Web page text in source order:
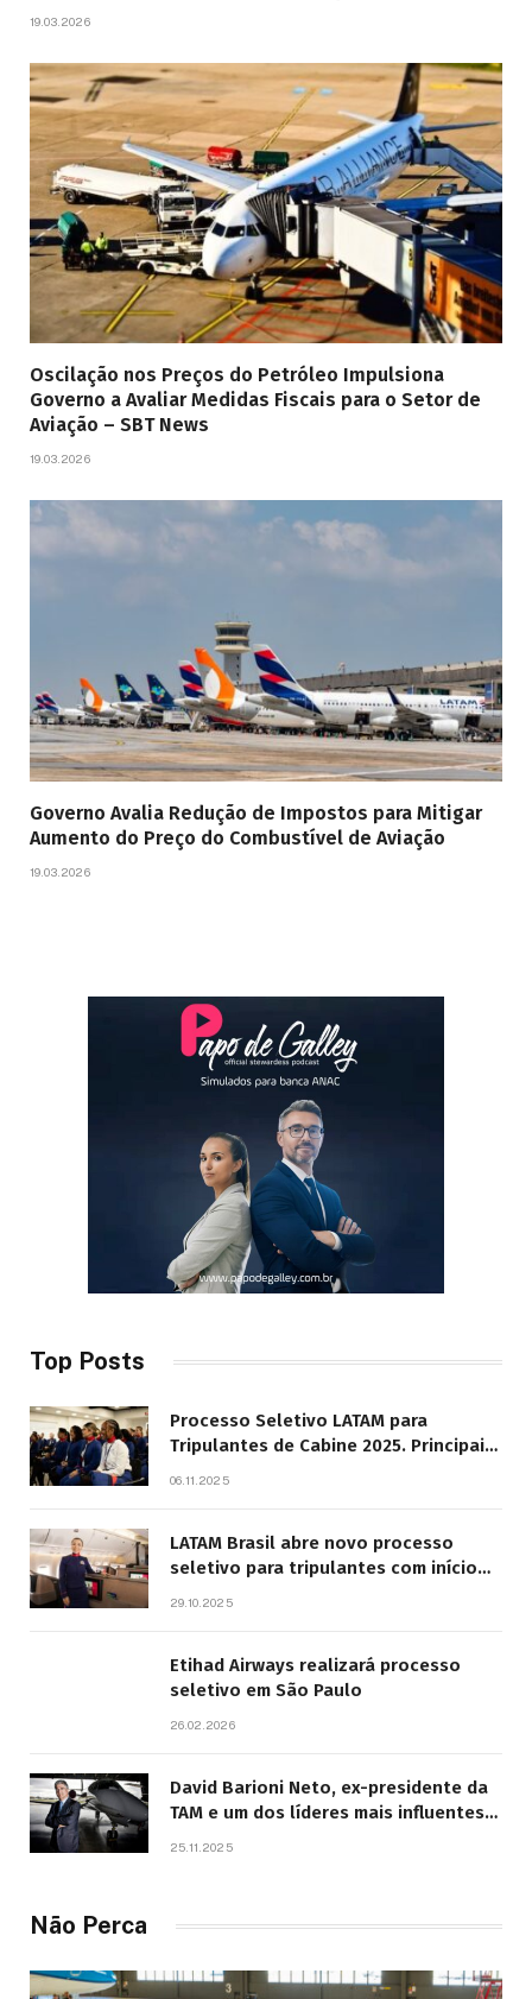
19.03.2026
Oscilação nos Preços do Petróleo Impulsiona
Governo a Avaliar Medidas Fiscais para o Setor de
Aviação – SBT News
19.03.2026
Governo Avalia Redução de Impostos para Mitigar
Aumento do Preço do Combustível de Aviação
19.03.2026
Top Posts
Processo Seletivo LATAM para
Tripulantes de Cabine 2025. Principais
06.11.2025
LATAM Brasil abre novo processo
seletivo para tripulantes com início
29.10.2025
Etihad Airways realizará processo
seletivo em São Paulo
26.02.2026
David Barioni Neto, ex-presidente da
TAM e um dos líderes mais influentes
25.11.2025
Não Perca